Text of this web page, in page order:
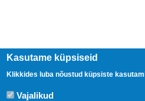
Kasutame küpsiseid
Klikkides luba nõustud küpsiste
Vajalikud